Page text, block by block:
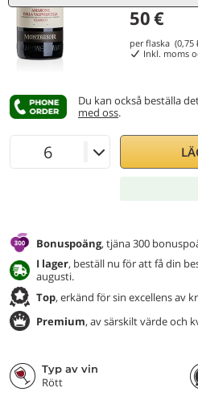
50€
per flaska (0,75
Inkl. moms
Du kan också beställa
med oss.
Bonuspoäng, tjäna 300
I lager, beställ nu för att få din
augusti.
Top, erkänd för sin excellens av
Premium, av särskilt värde och
Typ av vin
Rött